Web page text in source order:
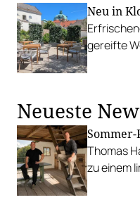
Neu in
gereifte
Neueste
Thomas
zu einem